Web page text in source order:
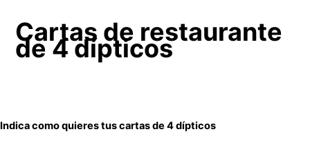
Cartas de restaurante
de 4 dípticos
Indica como quieres tus cartas de 4 dípticos